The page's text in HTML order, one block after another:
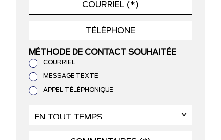
MÉTHODE DE CONTACT SOUHAITÉE
COURRIEL
MESSAGE TEXTE
APPEL TÉLÉPHONIQUE